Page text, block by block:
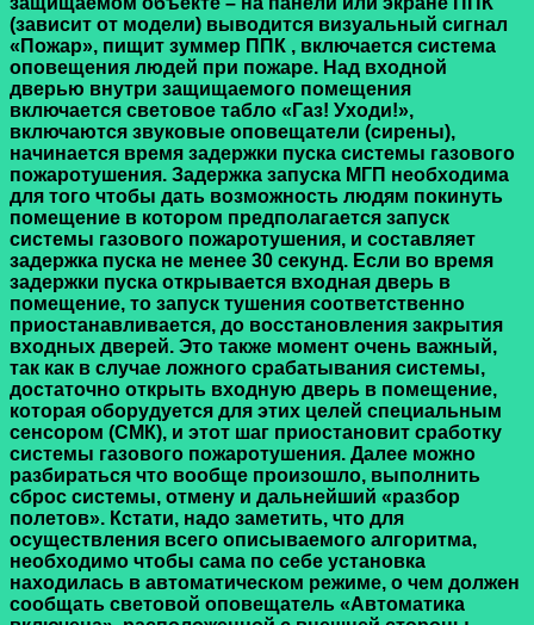
(зависит от модели) выводится визуальный сигнал
«Пожар», пищит зуммер ППК , включается система
оповещения людей при пожаре. Над входной
дверью внутри защищаемого помещения
включается световое табло «Газ! Уходи!»,
включаются звуковые оповещатели (сирены),
начинается время задержки пуска системы газового
пожаротушения. Задержка запуска МГП необходима
для того чтобы дать возможность людям покинуть
помещение в котором предполагается запуск
системы газового пожаротушения, и составляет
задержка пуска не менее 30 секунд. Если во время
задержки пуска открывается входная дверь в
помещение, то запуск тушения соответственно
приостанавливается, до восстановления закрытия
входных дверей. Это также момент очень важный,
так как в случае ложного срабатывания системы,
достаточно открыть входную дверь в помещение,
которая оборудуется для этих целей специальным
сенсором (СМК), и этот шаг приостановит сработку
системы газового пожаротушения. Далее можно
разбираться что вообще произошло, выполнить
сброс системы, отмену и дальнейший «разбор
полетов». Кстати, надо заметить, что для
осуществления всего описываемого алгоритма,
необходимо чтобы сама по себе установка
находилась в автоматическом режиме, о чем должен
сообщать световой оповещатель «Автоматика